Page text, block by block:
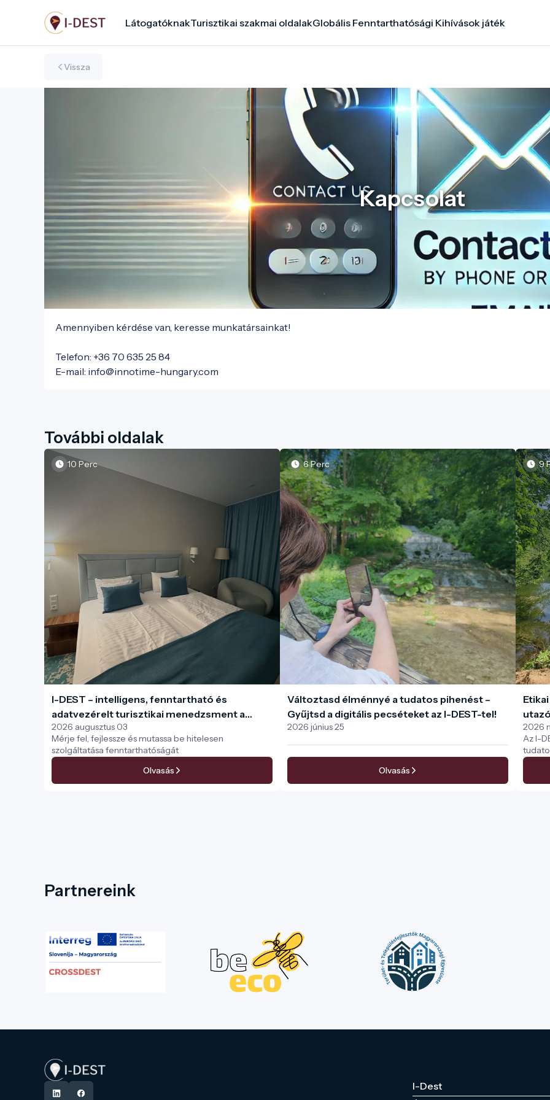
tartalomra
LátogatóknakTurisztikai szakmai oldalakGlobális Fenntarthatósági Kihívások játék
Vissza
Kapcsolat
Amennyiben kérdése van, keresse munkatársainkat!
Telefon: +36 70 635 25 84
E-mail: info@innotime-hungary.com
További oldalak
10 Perc
I-DEST – intelligens, fenntartható és
adatvezérelt turisztikai menedzsment a
teljes turisztikai ökoszisztéma számára
2026 augusztus 03
Mérje fel, fejlessze és mutassa be hitelesen
szolgáltatása fenntarthatóságát
Olvasás
6 Perc
Változtasd élménnyé a tudatos pihenést –
Gyűjtsd a digitális pecséteket az I-DEST-tel!
2026 június 25
Olvasás
9
2026
Az I-
Partnereink
I-Dest